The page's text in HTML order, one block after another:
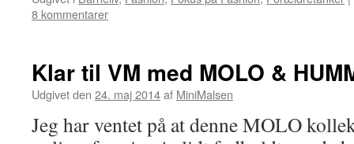
8 kommentarer
Klar til VM med MOLO &
Udgivet den 24. maj 2014af MiniMalsen
Jeg har ventet på at denne MOLO